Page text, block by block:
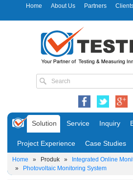
Home About Us Partners
Solution Service Inquiry
Project Experience Case Studies
Home » Produk » Integrated Online
»
Photovoltaic Monitoring System